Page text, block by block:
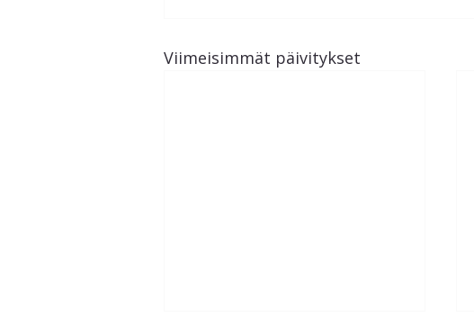
Viimeisimmät päivitykset